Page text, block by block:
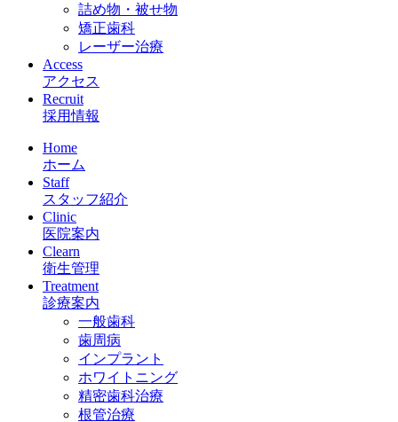
詰め物・被せ物
矯正歯科
レーザー治療
Access
アクセス
Recruit
採用情報
Home
ホーム
Staff
スタッフ紹介
Clinic
医院案内
Clearn
衛生管理
Treatment
診療案内
一般歯科
歯周病
インプラント
ホワイトニング
精密歯科治療
根管治療